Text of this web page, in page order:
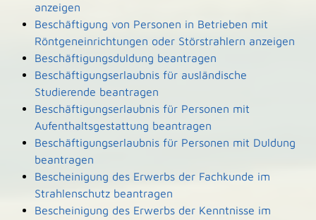
anzeigen
Beschäftigung von Personen in Betrieben mit
Röntgeneinrichtungen oder Störstrahlern anzeigen
Beschäftigungsduldung beantragen
Beschäftigungserlaubnis für ausländische
Studierende beantragen
Beschäftigungserlaubnis für Personen mit
Aufenthaltsgestattung beantragen
Beschäftigungserlaubnis für Personen mit Duldung
beantragen
Bescheinigung des Erwerbs der Fachkunde im
Strahlenschutz beantragen
Bescheinigung des Erwerbs der Kenntnisse im